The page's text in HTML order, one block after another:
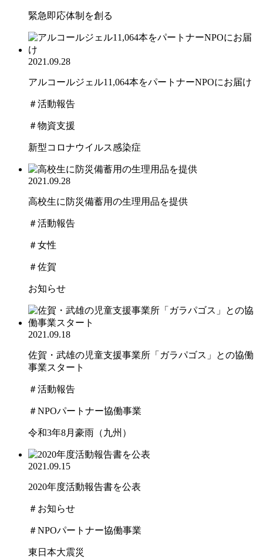
緊急即応体制を創る
2021.09.28
アルコールジェル11,064本をパートナーNPOにお届け
＃活動報告
＃物資支援
新型コロナウイルス感染症
2021.09.28
高校生に防災備蓄用の生理用品を提供
＃活動報告
＃女性
＃佐賀
お知らせ
2021.09.18
佐賀・武雄の児童支援事業所「ガラパゴス」との協働
事業スタート
＃活動報告
＃NPOパートナー協働事業
令和3年8月豪雨（九州）
2021.09.15
2020年度活動報告書を公表
＃お知らせ
＃NPOパートナー協働事業
東日本大震災